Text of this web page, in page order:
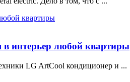
в интерьер любой квартиры
LG ArtCool кондиционер и ...